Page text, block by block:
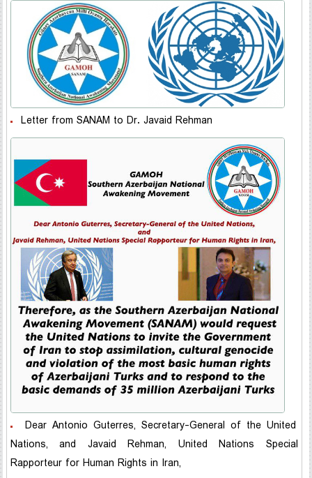
Letter from SANAM to Dr. Javaid Rehman
Dear Antonio Guterres, Secretary-General of the United
Nations, and Javaid Rehman, United Nations Special
Rapporteur for Human Rights in Iran,